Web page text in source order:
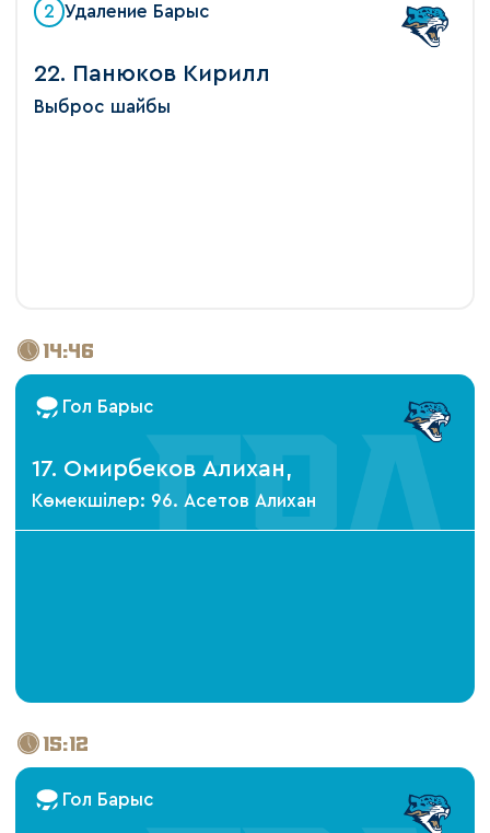
2 Удаление Барыс
22. Панюков Кирилл
Выброс шайбы
14:46
Гол Барыс
17. Омирбеков Алихан,
Көмекшілер: 96. Асетов Алихан
15:12
Гол Барыс